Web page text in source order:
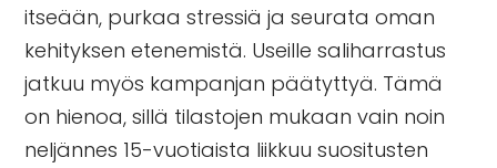
itseään, purkaa stressiä ja seurata oman
kehityksen etenemistä. Useille saliharrastus
jatkuu myös kampanjan päätyttyä. Tämä
on hienoa, sillä tilastojen mukaan vain noin
neljännes 15-vuotiaista liikkuu suositusten